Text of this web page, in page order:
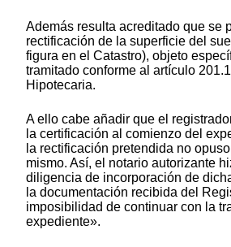
Además resulta acreditado que se
rectificación de la superficie del
figura en el Catastro), objeto
tramitado conforme al artículo
Hipotecaria.
A ello cabe añadir que el
la certificación al comienzo del
la rectificación pretendida no
mismo. Así, el notario autorizante
diligencia de incorporación de
la documentación recibida del
imposibilidad de continuar con la
expediente».